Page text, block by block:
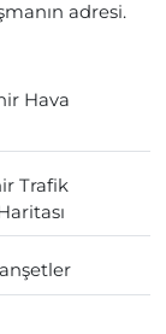
adresi.
Hava
Trafik